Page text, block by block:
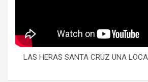
LAS HERAS SANTA CRUZ UNA